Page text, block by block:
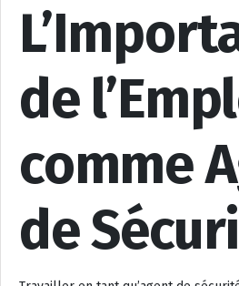
de
comme
de